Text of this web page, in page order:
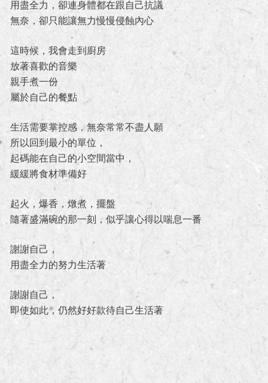
用盡全力，卻連身體都在跟自己抗議
無奈，卻只能讓無力慢慢侵蝕內心
這時候，我會走到廚房
放著喜歡的音樂
親手煮一份
屬於自己的餐點
生活需要掌控感，無奈常常不盡人願
所以回到最小的單位，
起碼能在自己的小空間當中，
緩緩將食材準備好
起火，爆香，燉煮，擺盤
隨著盛滿碗的那一刻，似乎讓心得以喘息一番
謝謝自己，
用盡全力的努力生活著
謝謝自己，
即使如此，仍然好好款待自己生活著